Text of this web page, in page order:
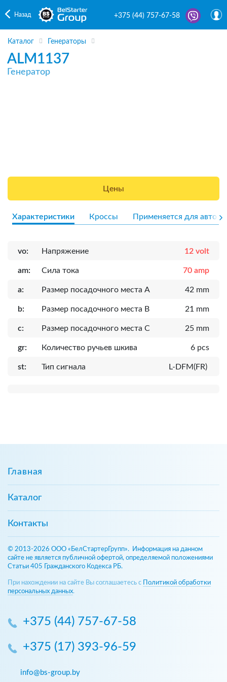
Назад +375 (44) 757-67-58
Каталог Генераторы
ALM1137
Генератор
Цены
Характеристики Кроссы Применяется для авто
vo: Напряжение 12 volt
am: Сила тока 70 amp
a: Размер посадочного места A 42 mm
b: Размер посадочного места B 21 mm
c: Размер посадочного места C 25 mm
gr: Количество ручьев шкива 6 pcs
st: Тип сигнала L-DFM(FR)
Главная
Каталог
Контакты
© 2013-2026 ООО «БелСтартерГрупп». Информация на данном
сайте не является публичной офертой, определяемой положениями
Статьи 405 Гражданского Кодекса РБ.
При нахождении на сайте Вы соглашаетесь с
Политикой обработки
персональных данных.
+375 (44) 757-67-58
+375 (17) 393-96-59
info@bs-group.by